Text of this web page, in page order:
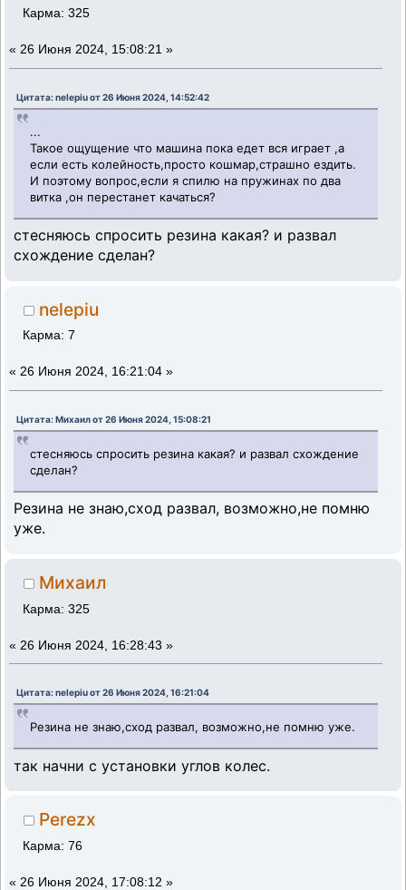
Карма: 325
« 26 Июня 2024, 15:08:21 »
Цитата: nelepiu от 26 Июня 2024, 14:52:42
...
Такое ощущение что машина пока едет вся играет ,а
если есть колейность,просто кошмар,страшно ездить.
И поэтому вопрос,если я спилю на пружинах по два
витка ,он перестанет качаться?
стесняюсь спросить резина какая? и развал
схождение сделан?
nelepiu
Карма: 7
« 26 Июня 2024, 16:21:04 »
Цитата: Михаил от 26 Июня 2024, 15:08:21
стесняюсь спросить резина какая? и развал схождение
сделан?
Резина не знаю,сход развал, возможно,не помню
уже.
Михаил
Карма: 325
« 26 Июня 2024, 16:28:43 »
Цитата: nelepiu от 26 Июня 2024, 16:21:04
Резина не знаю,сход развал, возможно,не помню уже.
так начни с установки углов колес.
Perezx
Карма: 76
« 26 Июня 2024, 17:08:12 »